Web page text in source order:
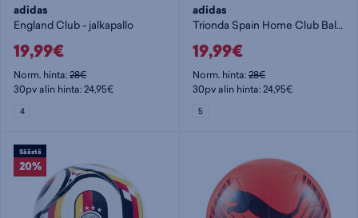
adidas
England Club - jalkapallo
19,99€
Norm. hinta:28€
30pv alin hinta: 24,95€
4
adidas
Trionda Spain Home Club Ball - jalkapallo
19,99€
Norm. hinta:28€
30pv alin hinta: 24,95€
5
Säästä
20%